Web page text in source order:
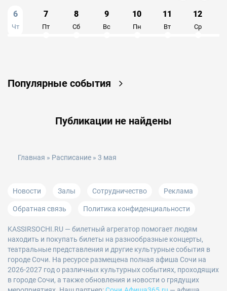
6
Чт
7
Пт
8
Сб
9
Вс
10
Пн
11
Вт
12
Ср
Популярные события
Публикации не найдены
Главная » Расписание » 3 мая
Новости Залы Сотрудничество Реклама
Обратная связь Политика конфиденциальности
KASSIRSOCHI.RU — билетный агрегатор помогает людям
находить и покупать билеты на разнообразные концерты,
театральные представления и другие культурные события в
городе Сочи. На ресурсе размещена полная афиша Сочи на
2026-2027 год о различных культурных событиях, проходящих
в городе Сочи, а также обновления и новости о грядущих